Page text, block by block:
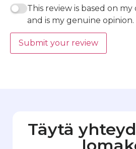
This review is based on
and is my genuine opinion.
Submit your review
Täytä